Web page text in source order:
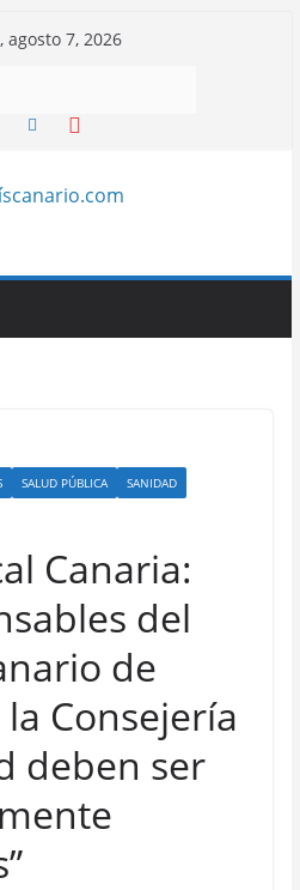
agosto 7, 2026
SALUD PÚBLICA
SANIDAD
Canaria:
del
de
Consejería
deben ser